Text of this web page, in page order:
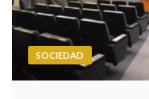
SOCIEDAD